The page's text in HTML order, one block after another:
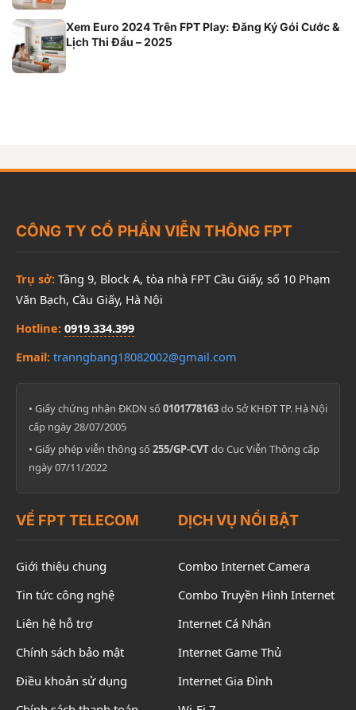
Xem Euro 2024 Trên FPT Play: Đăng Ký Gói Cước &
Lịch Thi Đấu – 2025
CÔNG TY CỔ PHẦN VIỄN THÔNG FPT
Trụ sở: Tầng 9, Block A, tòa nhà FPT Cầu Giấy, số 10 Phạm
Văn Bạch, Cầu Giấy, Hà Nội
Hotline: 0919.334.399
Email: tranngbang18082002@gmail.com
• Giấy chứng nhận ĐKDN số 0101778163do Sở KHĐT TP. Hà Nội
cấp ngày 28/07/2005
• Giấy phép viễn thông số 255/GP-CVTdo Cục Viễn Thông cấp
ngày 07/11/2022
VỀ FPT TELECOM
Giới thiệu chung
Tin tức công nghệ
Liên hệ hỗ trợ
Chính sách bảo mật
Điều khoản sử dụng
DỊCH VỤ NỔI BẬT
Combo Internet Camera
Combo Truyền Hình Internet
Internet Cá Nhân
Internet Game Thủ
Internet Gia Đình